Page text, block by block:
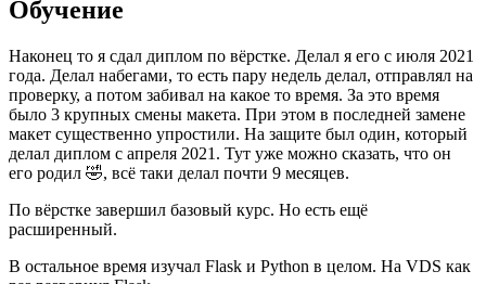
Обучение
Наконец то я сдал диплом по вёрстке. Делал я его с июля 2021
года. Делал набегами, то есть пару недель делал, отправлял на
проверку, а потом забивал на какое то время. За это время
было 3 крупных смены макета. При этом в последней замене
макет существенно упростили. На защите был один, который
делал диплом с апреля 2021. Тут уже можно сказать, что он
его родил 🤣, всё таки делал почти 9 месяцев.
По вёрстке завершил базовый курс. Но есть ещё
расширенный.
В остальное время изучал Flask и Python в целом. На VDS как